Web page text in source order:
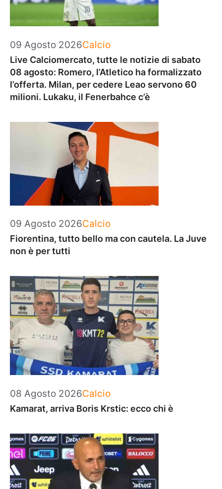
09 Agosto 2026Categorie
Calcio
Live Calciomercato, tutte le notizie di sabato
08 agosto: Romero, l’Atletico ha formalizzato
l’offerta. Milan, per cedere Leao servono 60
milioni. Lukaku, il Fenerbahce c’è
09 Agosto 2026Categorie
Calcio
Fiorentina, tutto bello ma con cautela. La Juve
non è per tutti
08 Agosto 2026Categorie
Calcio
Kamarat, arriva Boris Krstic: ecco chi è